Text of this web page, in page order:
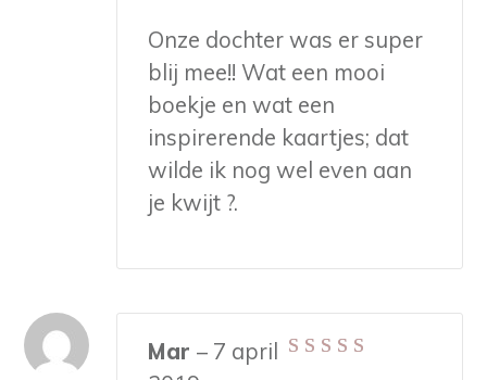
Onze dochter was er super
blij mee!! Wat een mooi
boekje en wat een
inspirerende kaartjes; dat
wilde ik nog wel even aan
je kwijt ?.
Mar– 7 april